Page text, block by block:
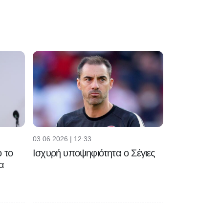
το
03.06.2026 | 12:33
Ισχυρή υποψηφιότητα ο Σέγιες